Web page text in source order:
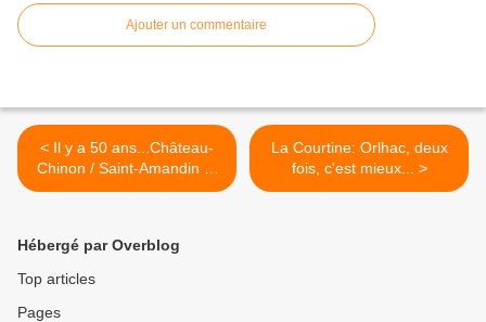
Ajouter un commentaire
< Il y a 50 ans...Château-
Chinon / Saint-Amandin et
Ussel
La Courtine: Orlhac, deux
fois, c'est mieux... >
Hébergé par Overblog
Top articles
Pages